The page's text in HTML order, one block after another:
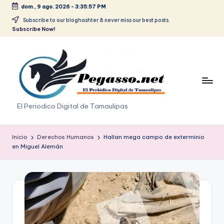
Saltar
dom., 9 ago. 2026 - 3:35:57 PM
Subscribe to our bloghashter & never miss our best posts.
Subscribe Now!
p
e
g
a
o
El Periodico Digital de Tamaulipas
Inicio Derechos Humanos
Hallan mega campo de exterminio
en Miguel Alemán